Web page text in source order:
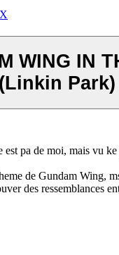
IN THE END
(Linkin Park)
est pa de moi, mais vu
de Gundam Wing,
des ressemblances